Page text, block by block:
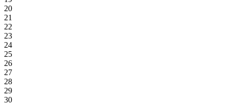
20
21
22
23
24
25
26
27
28
29
30